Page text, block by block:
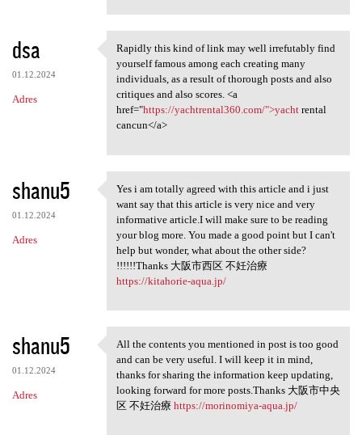
dsa
01.12.2024
Adres
Rapidly this kind of link may
Rapidly this kind of link may well irrefutably find
yourself famous among each creating many
individuals, as a result of thorough posts and also
critiques and also scores. <a
href="https://yachtrental360.com/">yachtrental
cancun</a>
shanu5
01.12.2024
Adres
Yes i am totally agreed with
Yes i am totally agreed with this article and i just
want say that this article is very nice and very
informative article.I will make sure to be reading
your blog more. You made a good point but I can't
help but wonder, what about the other side?
!!!!!!Thanks 大阪市西区 不妊治療
https://kitahorie-aqua.jp/
shanu5
01.12.2024
Adres
All the contents you
All the contents you mentioned in post is too good
and can be very useful. I will keep it in mind,
thanks for sharing the information keep updating,
looking forward for more posts.Thanks 大阪市中央
区 不妊治療 https://morinomiya-aqua.jp/